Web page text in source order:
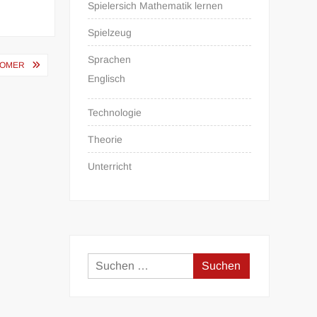
Spielersich Mathematik lernen
Spielzeug
Sprachen
Englisch
Technologie
Theorie
Unterricht
Suchen
nach: